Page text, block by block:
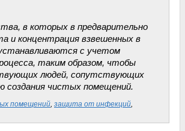
в которых в предварительно
и концентрация взвешенных в
с учетом
таким образом, чтобы
людей, сопутствующих
создания чистых помещений.
помещений, защита от инфекций,